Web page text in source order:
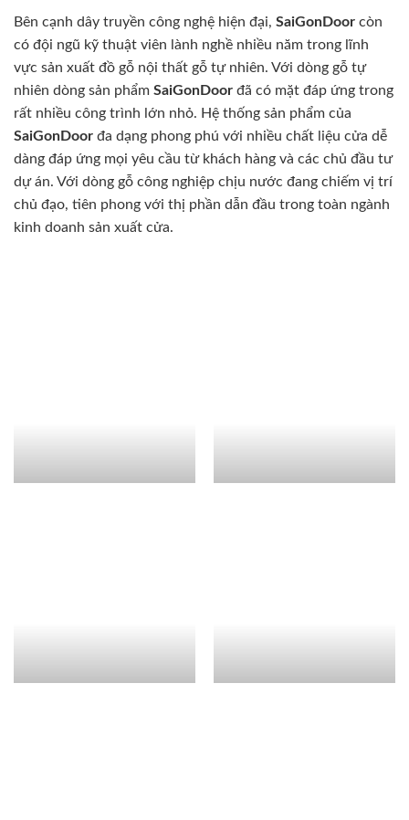
Bên cạnh dây truyền công nghệ hiện đại, SaiGonDoor còn
có đội ngũ kỹ thuật viên lành nghề nhiều năm trong lĩnh
vực sản xuất đồ gỗ nội thất gỗ tự nhiên. Với dòng gỗ tự
nhiên dòng sản phẩm SaiGonDoor đã có mặt đáp ứng trong
rất nhiều công trình lớn nhỏ. Hệ thống sản phẩm của
SaiGonDoor đa dạng phong phú với nhiều chất liệu cửa dễ
dàng đáp ứng mọi yêu cầu từ khách hàng và các chủ đầu tư
dự án. Với dòng gỗ công nghiệp chịu nước đang chiếm vị trí
chủ đạo, tiên phong với thị phần dẫn đầu trong toàn ngành
kinh doanh sản xuất cửa.